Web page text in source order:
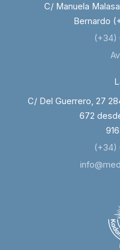
C/ Manuela
Bernardo
(+34)
C/ Del Guerrero, 27
672
(+34)